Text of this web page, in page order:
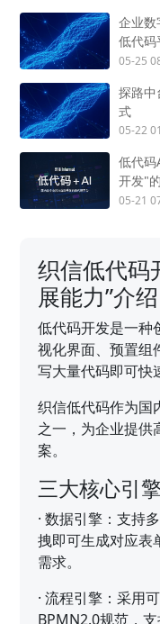
企业
低代码
05-25
探路中
式
05-22
低代
开发"
05-21
织信低代码
展能力”介绍
低代码开发是一种
视化界面、预置组
写大量代码即可快
织信低代码作为国
之一，为企业提供
案。
三大核心引擎
·数据引擎：支持
拽即可生成对应表
需求。
·流程引擎：采用
BPMN2.0规范，